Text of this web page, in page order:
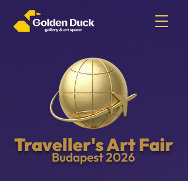
Traveller's Art Fair
Budapest 2026